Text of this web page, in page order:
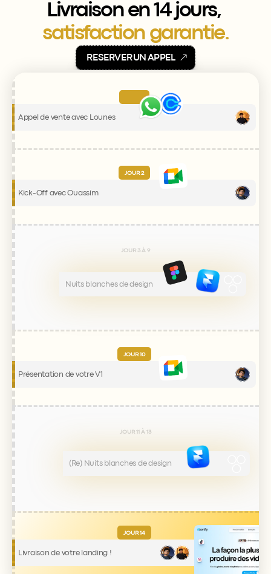
Livraison en 14 jours,
satisfaction garantie.
RESERV ER UN APPE L
Appel de vente avec Lounes
JOUR 2
Kick-Off avec Ouassim
JOUR 3 À 9
Nuits blanches de design
(Re) Nuits blanches de design
JOUR 10
Présentation de votre V1
JOUR 11 À 13
JOUR 14
Livraison de votre landing !